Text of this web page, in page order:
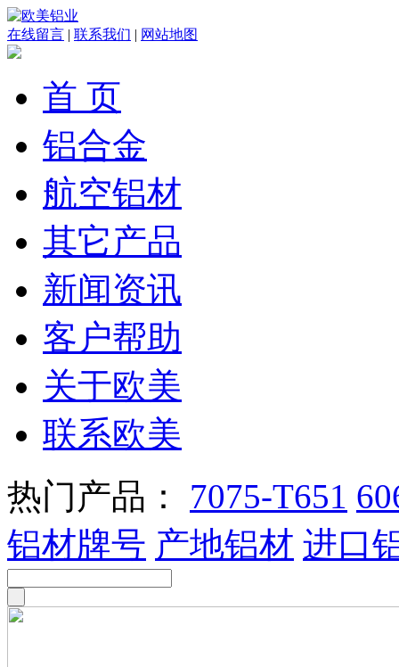
在线留言 | 联系我们 | 网站地图
首 页
铝合金
航空铝材
其它产品
新闻资讯
客户帮助
关于欧美
联系欧美
热门产品：
7075-T651
铝材牌号 产地铝材 进口